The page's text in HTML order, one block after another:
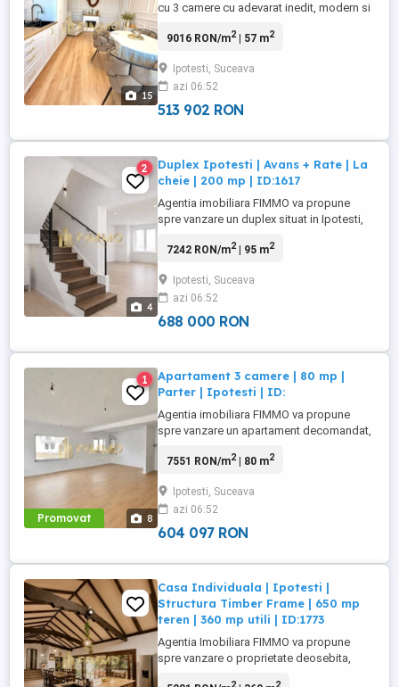
15
cu 3 camere cu adevarat inedit, modern si
Ipotesti, la doar 5 minute de oras ndash; o
liniste, aer curat si in acelasi timp acces
rapid catre toate facilitatile urbane.
Proprietatea ...
9016 RON/m2| 57 m2
Ipotesti, Suceava
azi 06:52
513 902 RON
4
2
Duplex Ipotesti | Avans + Rate | La
cheie | 200 mp | ID:1617
Agentia imobiliara FIMMO va propune
spre vanzare un duplex situat in Ipotesti,
magazine si zonele de interes ale
desfasurata de 126 mp, o suprafata utila
de 95 mp si este amplasata pe un teren de
200 mp, fiind o alegere ...
7242 RON/m2| 95 m2
Ipotesti, Suceava
azi 06:52
688 000 RON
Promovat 8
1
Apartament 3 camere | 80 mp |
Parter | Ipotesti | ID:
Agentia imobiliara FIMMO va propune
spre vanzare un apartament decomandat,
rezidential nou, amplasat intr-o zona in
Apartamentul este situat la parterul unui
bloc cu regim de inaltime P + 2 si are o
suprafata utila ...
7551 RON/m2| 80 m2
Ipotesti, Suceava
azi 06:52
604 097 RON
Casa Individuala | Ipotesti |
Structura Timber Frame | 650 mp
teren | 360 mp utili | ID:1773
Agentia Imobiliara FIMMO va propune
spre vanzare o proprietate deosebita,
2 2